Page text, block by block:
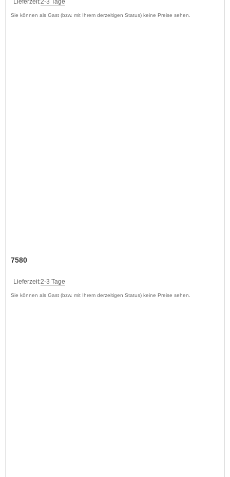
Lieferzeit:2-3 Tage
Sie können als Gast (bzw. mit Ihrem derzeitigen Status) keine Preise sehen.
7580
Lieferzeit:2-3 Tage
Sie können als Gast (bzw. mit Ihrem derzeitigen Status) keine Preise sehen.